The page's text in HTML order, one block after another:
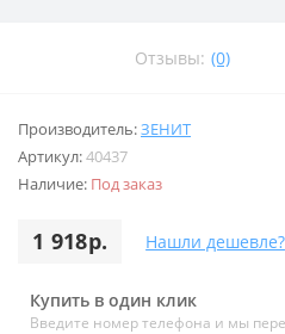
Отзывы: (0)
Производитель:ЗЕНИТ
Артикул:40437
Наличие: Под заказ
1 918р. Нашли дешевле?
Купить в один клик
Введите номер телефона и мы